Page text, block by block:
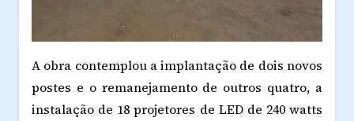
A obra contemplou a implantação de dois novos
postes e o remanejamento de outros quatro, a
instalação de 18 projetores de LED de 240 watts